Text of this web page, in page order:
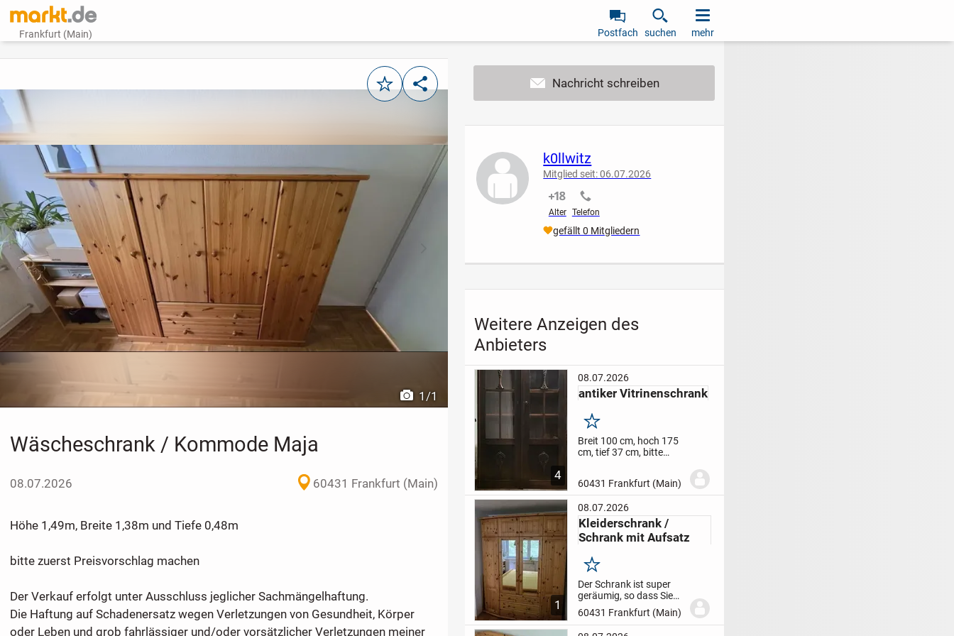
Frankfurt (Main) Postfach suchen mehr
MerkenTeilen
vorheriges Bild
1 /1
Wäscheschrank / Kommode Maja
08.07.2026 60431 Frankfurt (Main)
Höhe 1,49m, Breite 1,38m und Tiefe 0,48m
bitte zuerst Preisvorschlag machen
Der Verkauf erfolgt unter Ausschluss jeglicher Sachmängelhaftung.
Die Haftung auf Schadenersatz wegen Verletzungen von Gesundheit, Körper
oder Leben und grob fahrlässiger und/oder vorsätzlicher Verletzungen meiner
k0llwitz
Mitglied seit: 06.07.2026
Alter
nicht verifiziert
Telefon
nicht verifiziert
gefällt 0 Mitgliedern
Weitere Anzeigen des
Anbieters
4
08.07.2026
antiker Vitrinenschrank
Merken
Breit 100 cm, hoch 175
cm, tief 37 cm, bitte
erfolgt unter Ausschluss
jeglicher
Sachmängelhaftung.
Die Haftung auf
Schadenersatz wegen
Verletzungen von...
60431 Frankfurt (Main)
1
08.07.2026
Kleiderschrank /
Schrank mit Aufsatz
Merken
Der Schrank ist super
geräumig, so dass Sie
ihre Kleidung gut
unterbringen können.
60431 Frankfurt (Main)